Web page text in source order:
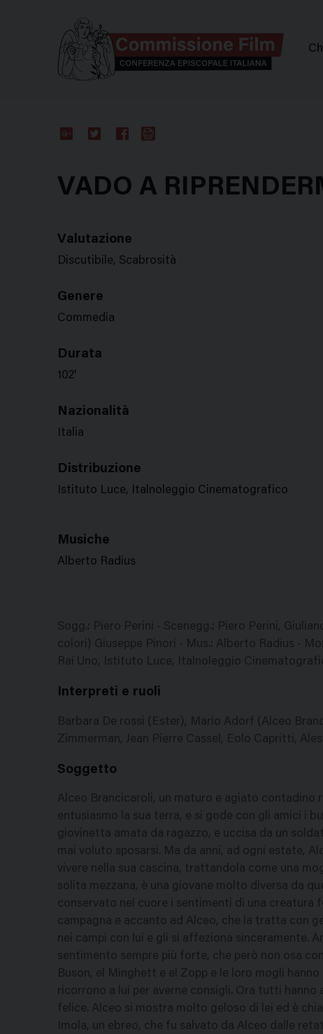
VADO A
Valutazione
Discutibile, Scabrosità
Genere
Commedia
Durata
102'
Nazionalità
Italia
Distribuzione
Istituto Luce, Italnoleggio Cinematografico
Musiche
Alberto Radius
Sogg.: Piero Perini - Scenegg.: Piero Perini,
colori) Giuseppe Pinori - Mus.: Alberto Radius -
Rai Uno, Istituto Luce, Italnoleggio
Interpreti e ruoli
Barbara De rossi (Ester), Mario Adorf (Alceo
Zimmerman, Jean Pierre Cassel, Eolo Capritti,
Soggetto
Alceo Brancicaroli, un maturo e agiato contadino
entusiasmo la sua terra, e si gode con gli amici i
giovinetta amata da ragazzo, e uccisa da un
mai voluto sposarsi. Ma da anni, ad ogni estate,
vivere nella sua cascina, trattandola come una
solita mezzana, è una giovane molto diversa da
conservato nel cuore i sentimenti di una creatura
campagna e accanto ad Alceo, che la tratta con
nei campi con lui e gli si affeziona sinceramente.
sentimento sempre più forte, che però non osa
Buson, el Minghett e el Zopp e le loro mogli
ricorrono a lui per averne consigli. Ora tutti
felice. Alceo si mostra molto geloso di lei ed è
Imola, un ebreo, che fu salvato da Alceo dalle